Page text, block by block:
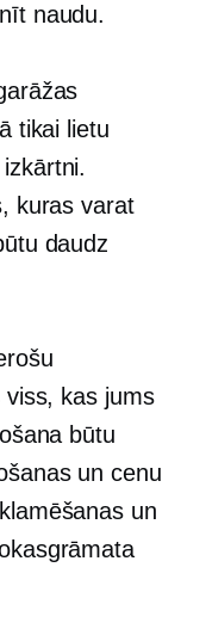
naudu.
tikai lietu
kuras varat
daudz
kas jums
būtu
un cenu
un